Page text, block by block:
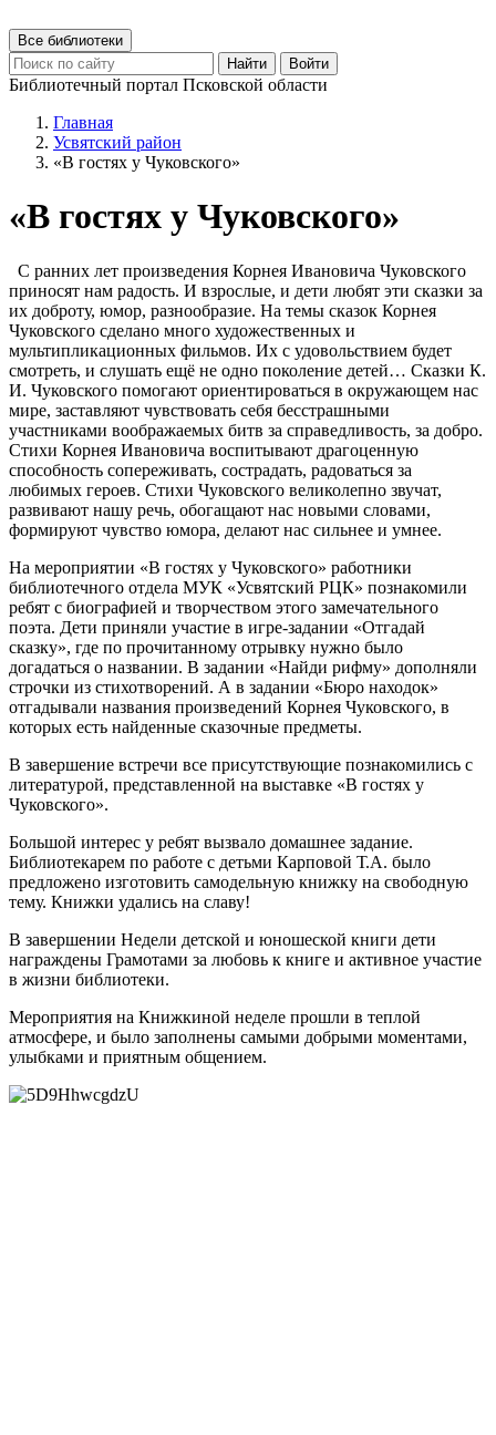
Все библиотеки
Найти
Войти
Библиотечный портал Псковской области
Главная
Усвятский район
«В гостях у Чуковского»
«В гостях у Чуковского»
С ранних лет произведения Корнея Ивановича Чуковского
приносят нам радость. И взрослые, и дети любят эти сказки за
их доброту, юмор, разнообразие. На темы сказок Корнея
Чуковского сделано много художественных и
мультипликационных фильмов. Их с удовольствием будет
смотреть, и слушать ещё не одно поколение детей… Сказки К.
И. Чуковского помогают ориентироваться в окружающем нас
мире, заставляют чувствовать себя бесстрашными
участниками воображаемых битв за справедливость, за добро.
Стихи Корнея Ивановича воспитывают драгоценную
способность сопереживать, сострадать, радоваться за
любимых героев. Стихи Чуковского великолепно звучат,
развивают нашу речь, обогащают нас новыми словами,
формируют чувство юмора, делают нас сильнее и умнее.
На мероприятии «В гостях у Чуковского» работники
библиотечного отдела МУК «Усвятский РЦК» познакомили
ребят с биографией и творчеством этого замечательного
поэта. Дети приняли участие в игре-задании «Отгадай
сказку», где по прочитанному отрывку нужно было
догадаться о названии. В задании «Найди рифму» дополняли
строчки из стихотворений. А в задании «Бюро находок»
отгадывали названия произведений Корнея Чуковского, в
которых есть найденные сказочные предметы.
В завершение встречи все присутствующие познакомились с
литературой, представленной на выставке «В гостях у
Чуковского».
Большой интерес у ребят вызвало домашнее задание.
Библиотекарем по работе с детьми Карповой Т.А. было
предложено изготовить самодельную книжку на свободную
тему. Книжки удались на славу!
В завершении Недели детской и юношеской книги дети
награждены Грамотами за любовь к книге и активное участие
в жизни библиотеки.
Мероприятия на Книжкиной неделе прошли в теплой
атмосфере, и было заполнены самыми добрыми моментами,
улыбками и приятным общением.